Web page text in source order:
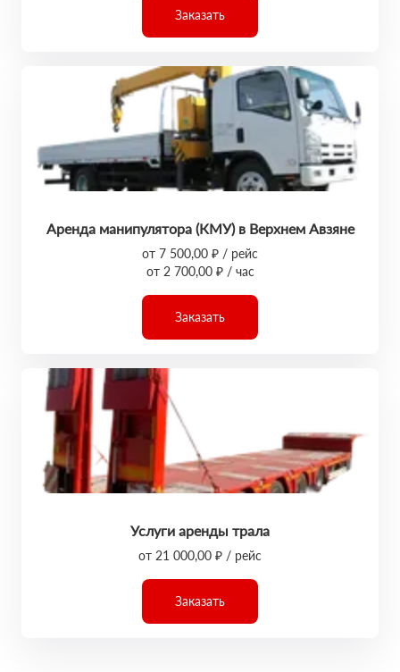
Заказать
Аренда манипулятора (КМУ) в Верхнем Авзяне
от 7 500,00 ₽ / рейс
от 2 700,00 ₽ / час
Заказать
Услуги аренды трала
от 21 000,00 ₽ / рейс
Заказать